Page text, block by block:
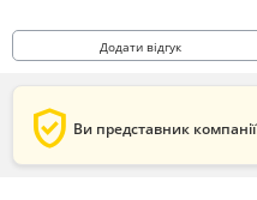
Додати відгук
verified_user Ви представник